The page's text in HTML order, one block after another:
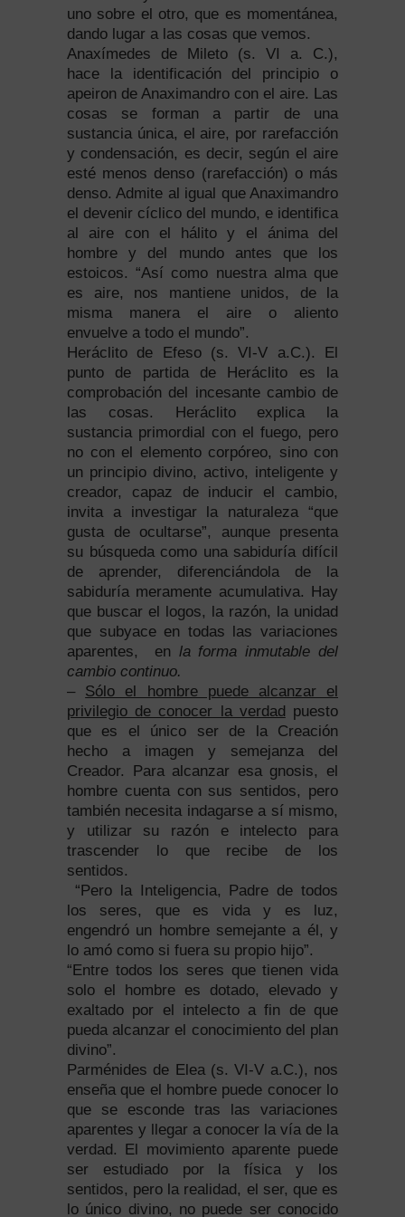
uno sobre el otro, que es momentánea,
dando lugar a las cosas que vemos.
Anaxímedes de Mileto (s. VI a. C.),
hace la identificación del principio o
apeiron de Anaximandro con el aire. Las
cosas se forman a partir de una
sustancia única, el aire, por rarefacción
y condensación, es decir, según el aire
esté menos denso (rarefacción) o más
denso. Admite al igual que Anaximandro
el devenir cíclico del mundo, e identifica
al aire con el hálito y el ánima del
hombre y del mundo antes que los
estoicos. “Así como nuestra alma que
es aire, nos mantiene unidos, de la
misma manera el aire o aliento
envuelve a todo el mundo”.
Heráclito de Efeso (s. VI-V a.C.). El
punto de partida de Heráclito es la
comprobación del incesante cambio de
las cosas. Heráclito explica la
sustancia primordial con el fuego, pero
no con el elemento corpóreo, sino con
un principio divino, activo, inteligente y
creador, capaz de inducir el cambio,
invita a investigar la naturaleza “que
gusta de ocultarse”, aunque presenta
su búsqueda como una sabiduría difícil
de aprender, diferenciándola de la
sabiduría meramente acumulativa. Hay
que buscar el logos, la razón, la unidad
que subyace en todas las variaciones
aparentes, en la forma inmutable del
cambio continuo.
– Sólo el hombre puede alcanzar el
privilegio de conocer la verdad puesto
que es el único ser de la Creación
hecho a imagen y semejanza del
Creador. Para alcanzar esa gnosis, el
hombre cuenta con sus sentidos, pero
también necesita indagarse a sí mismo,
y utilizar su razón e intelecto para
trascender lo que recibe de los
sentidos.
“Pero la Inteligencia, Padre de todos
los seres, que es vida y es luz,
engendró un hombre semejante a él, y
lo amó como si fuera su propio hijo”.
“Entre todos los seres que tienen vida
solo el hombre es dotado, elevado y
exaltado por el intelecto a fin de que
pueda alcanzar el conocimiento del plan
divino”.
Parménides de Elea (s. VI-V a.C.), nos
enseña que el hombre puede conocer lo
que se esconde tras las variaciones
aparentes y llegar a conocer la vía de la
verdad. El movimiento aparente puede
ser estudiado por la física y los
sentidos, pero la realidad, el ser, que es
lo único divino, no puede ser conocido